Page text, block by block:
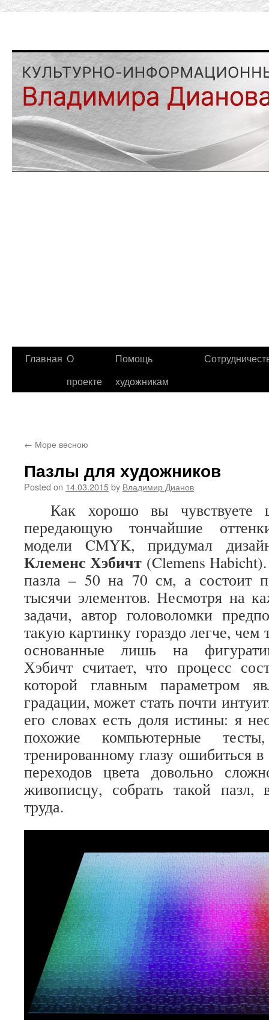
Главная О
проекте
Помощь
художникам
← Море весною
Пазлы для художников
Posted on 14.03.2015by Владимир Дианов
Как хорошо вы чувствуете
передающую тончайшие
модели CMYK, придумал
Клеменс Хэбичт (Clemens
пазла – 50 на 70 см, а состоит
тысячи элементов. Несмотря на
задачи, автор головоломки
такую картинку гораздо легче,
основанные лишь на
Хэбичт считает, что процесс
которой главным параметром
градации, может стать почти
его словах есть доля истины: я
похожие компьютерные
тренированному глазу ошибиться
переходов цвета довольно
живописцу, собрать такой пазл,
труда.